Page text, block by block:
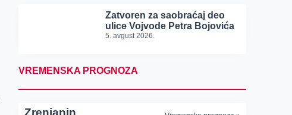
Zatvoren za saobraćaj deo
ulice Vojvode Petra Bojovića
5. avgust 2026.
VREMENSKA PROGNOZA